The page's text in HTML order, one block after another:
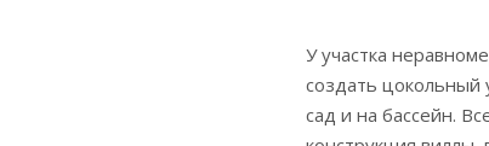
У участка
создать цокольный
сад и на бассейн.